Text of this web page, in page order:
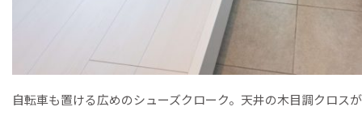
自転車も置ける広めのシューズクローク。天井の木目調クロス